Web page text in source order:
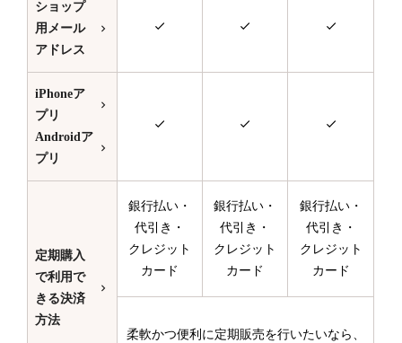
ショップ
用メール
アドレス
iPhoneア
プリ
Androidア
プリ
定期購入
で利用で
きる決済
方法
銀行払い・
代引き・
クレジット
カード
銀行払い・
代引き・
クレジット
カード
銀行払い・
代引き・
クレジット
カード
柔軟かつ便利に定期販売を行いたいなら、